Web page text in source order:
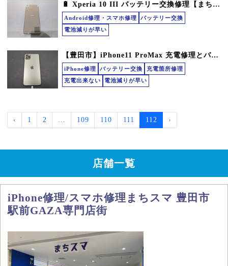
🔋 Xperia 10 III バッテリー交換修理【まちスマ GAZA豊田店】📱
Android修理・スマホ修理
バッテリー交換
電池減りが早い
【豊田市】iPhone11 ProMax 充電修理とバッテリー交換 まちスマGAZA豊田店
iPhone修理 バッテリー交換
充電箇所修理
充電出来ない
電池減りが早い
‹ 1 2 ... 109 110 111 112 ›
店舗一覧
iPhone修理/スマホ修理まちスマ 豊田市
駅前GAZA専門店街